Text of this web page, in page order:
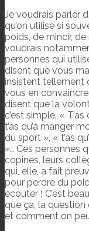
Je voudrais parler
qu’on utilise si
poids, de mincir,
voudrais
personnes qui
disent que vous
insistent tellement
vous en
disent que la
c’est simple. «
t’as qu’à manger
du sport », « t’as
»… Ces personnes
copines, leurs
qui, elle, a fait
pour perdre du
écouter ! C’est
que ça, la
et comment on